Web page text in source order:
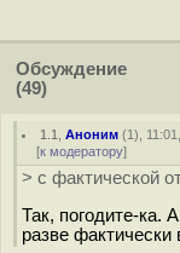
Обсуждение
(49)
1.1 ,Аноним (1),
[к модератору]
> с фактической
Так, погодите-ка.
разве